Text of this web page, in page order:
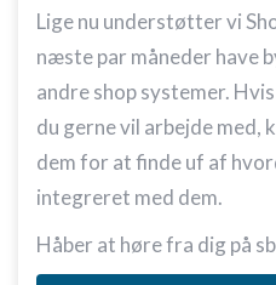
Lige nu understøtter vi
næste par måneder have
andre shop systemer.
du gerne vil arbejde med,
dem for at finde uf af
integreret med dem.
Håber at høre fra dig på
Forstå målgrupper gennem
kilder
Bruge begrænsede
IAB Special Features: